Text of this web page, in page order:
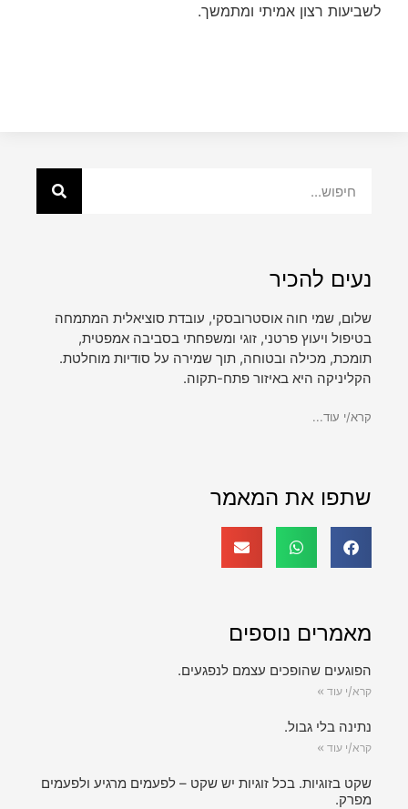
לשביעות רצון אמיתי ומתמשך.
נעים להכיר
שלום, שמי חוה אוסטרובסקי, עובדת סוציאלית המתמחה
בטיפול ויעוץ פרטני, זוגי ומשפחתי בסביבה אמפטית,
תומכת, מכילה ובטוחה, תוך שמירה על סודיות מוחלטת.
הקליניקה היא באיזור פתח-תקוה.
קרא/י עוד...
שתפו את המאמר
מאמרים נוספים
הפוגעים שהופכים עצמם לנפגעים.
קרא/י עוד »
נתינה בלי גבול.
קרא/י עוד »
שקט בזוגיות. בכל זוגיות יש שקט – לפעמים מרגיע ולפעמים
מפרק.